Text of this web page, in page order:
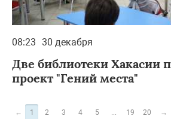
08:23 30 декабря
Две библиотеки Хакасии
проект "Гений места"
← 1 2 3 4 5 19 20 →